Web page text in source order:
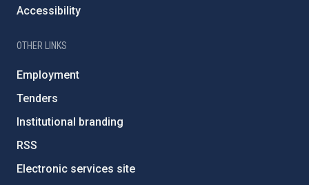
Accessibility
OTHER LINKS
Employment
Tenders
Institutional branding
RSS
Electronic services site